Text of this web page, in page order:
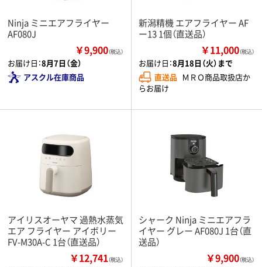
Ninja ミニエアフライヤー
AF080J
￥9,900（税込）
お届け日：8月7日（金）
アスクル在庫商品
新潟精機 エアフライヤー AF
ー13 1個（直送品）
￥11,000（税込）
お届け日：8月18日（火）まで
直送品 ＭＲＯ商品取扱店か
らお届け
アイリスオーヤマ 過熱水蒸気
エア フライヤー アイボリー
FV-M30A-C 1台（直送品）
￥12,741（税込）
シャーク Ninja ミニエアフラ
イヤー グレー AF080J 1台（直
送品）
￥9,900（税込）